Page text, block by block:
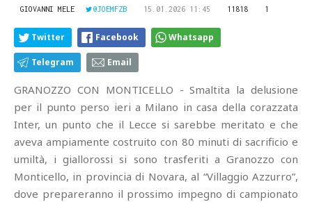
GIOVANNI MELE @JOEMFZB 15.01.2026 11:45 11818 1
Twitter Facebook Whatsapp
Telegram Email
GRANOZZO CON MONTICELLO - Smaltita la delusione
per il punto perso ieri a Milano in casa della corazzata
Inter, un punto che il Lecce si sarebbe meritato e che
aveva ampiamente costruito con 80 minuti di sacrificio e
umiltà, i giallorossi si sono trasferiti a Granozzo con
Monticello, in provincia di Novara, al “Villaggio Azzurro”,
dove prepareranno il prossimo impegno di campionato